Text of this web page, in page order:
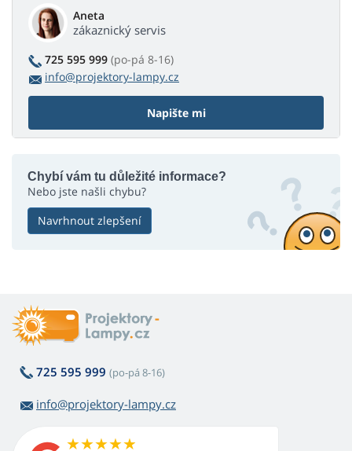
Aneta
zákaznický servis
725 595 999 (po-pá 8-16)
info@projektory-lampy.cz
Napište mi
Chybí vám tu důležité informace?
Nebo jste našli chybu?
Navrhnout zlepšení
725 595 999 (po-pá 8-16)
info@projektory-lampy.cz